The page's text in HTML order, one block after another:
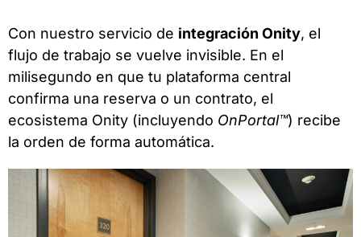
Con nuestro servicio de integración Onity, el
flujo de trabajo se vuelve invisible. En el
milisegundo en que tu plataforma central
confirma una reserva o un contrato, el
ecosistema Onity (incluyendo OnPortal™) recibe
la orden de forma automática.